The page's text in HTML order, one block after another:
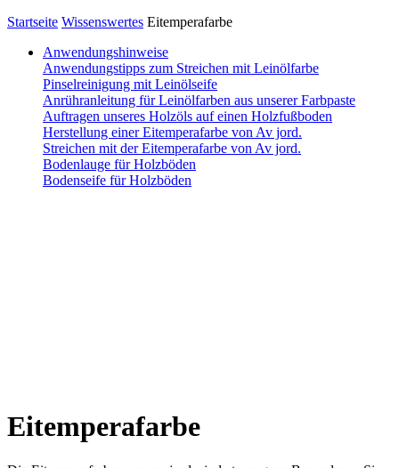
Startseite Wissenswertes Eitemperafarbe
Anwendungshinweise
Anwendungstipps zum Streichen mit Leinölfarbe
Pinselreinigung mit Leinölseife
Anrühranleitung für Leinölfarben aus unserer Farbpaste
Auftragen unseres Holzöls auf einen Holzfußboden
Herstellung einer Eitemperafarbe von Av jord.
Streichen mit der Eitemperafarbe von Av jord.
Bodenlauge für Holzböden
Bodenseife für Holzböden
Eitemperafarbe